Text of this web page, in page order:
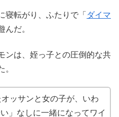
寝転がり、ふたりで「ダイマ
んだ。
ンは、姪っ子との圧倒的な共
ッサンと女の子が、いわ
」なしに一緒になってワイ